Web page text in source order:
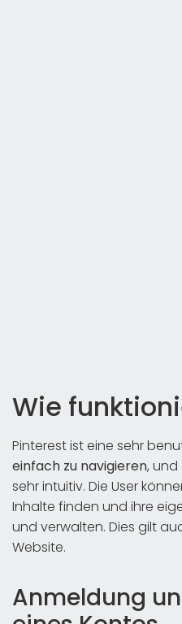
Wie
Pinterest ist eine sehr
einfach zu navigieren,
sehr intuitiv. Die User
Inhalte finden und ihre
und verwalten. Dies gilt
Website.
Anmeldung